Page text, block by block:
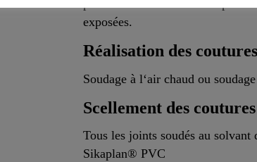
place dans les 3 mois.
exposées.
Réalisation des coutures
Soudage à l‘air chaud ou
Scellement des coutures
Tous les joints soudés au
Sikaplan® PVC